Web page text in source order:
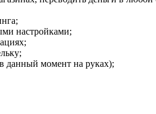
настройками;
данный момент на руках);